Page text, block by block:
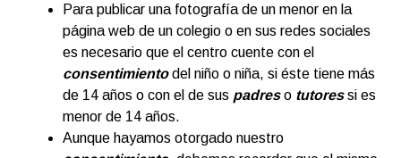
Para publicar una fotografía de un menor en la
página web de un colegio o en sus redes sociales
es necesario que el centro cuente con el
consentimientodel niño o niña, si éste tiene más
de 14 años o con el de sus padreso tutoressi es
menor de 14 años.
Aunque hayamos otorgado nuestro